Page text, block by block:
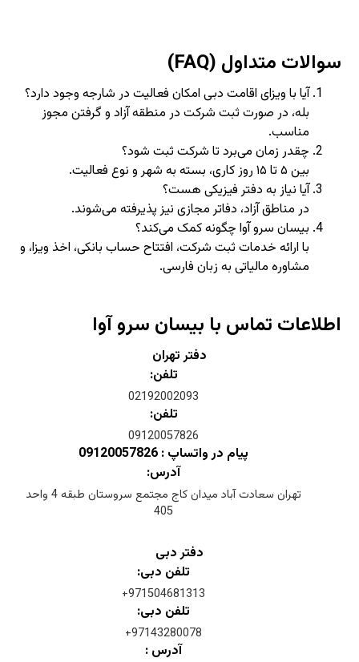
سوالات متداول (FAQ)
آیا با ویزای اقامت دبی امکان فعالیت در شارجه وجود دارد؟
بله، در صورت ثبت شرکت در منطقه آزاد و گرفتن مجوز
مناسب.
چقدر زمان می‌برد تا شرکت ثبت شود؟
بین ۵ تا ۱۵ روز کاری، بسته به شهر و نوع فعالیت.
آیا نیاز به دفتر فیزیکی هست؟
در مناطق آزاد، دفاتر مجازی نیز پذیرفته می‌شوند.
بیسان سرو آوا چگونه کمک می‌کند؟
با ارائه خدمات ثبت شرکت، افتتاح حساب بانکی، اخذ ویزا، و
مشاوره مالیاتی به زبان فارسی.
اطلاعات تماس با بیسان سرو آوا
دفتر تهران
تلفن:
02192002093
تلفن:
09120057826
پیام در واتساپ : 09120057826
آدرس:
تهران سعادت آباد میدان کاج مجتمع سروستان طبقه 4 واحد
405
دفتر دبی
تلفن دبی:
971504681313+
تلفن دبی:
97143280078+
آدرس :